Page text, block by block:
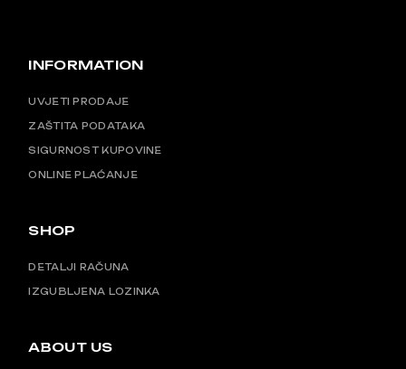
INFORMATION
UVJETI PRODAJE
ZAŠTITA PODATAKA
SIGURNOST KUPOVINE
ONLINE PLAĆANJE
SHOP
DETALJI RAČUNA
IZGUBLJENA LOZINKA
ABOUT US